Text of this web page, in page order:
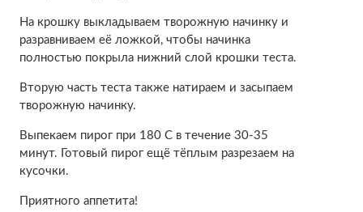
На крошку выкладываем творожную начинку и
разравниваем её ложкой, чтобы начинка
полностью покрыла нижний слой крошки теста.
Вторую часть теста также натираем и засыпаем
творожную начинку.
Выпекаем пирог при 180 С в течение 30-35
минут. Готовый пирог ещё тёплым разрезаем на
кусочки.
Приятного аппетита!